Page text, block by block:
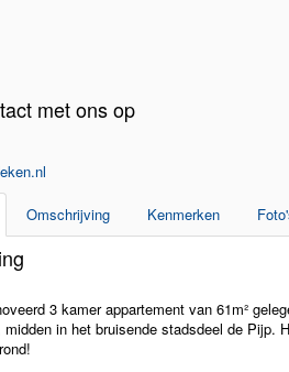
met ons op
Omschrijving Kenmerken
3 kamer appartement van 61m²
in het bruisende stadsdeel de Pijp.